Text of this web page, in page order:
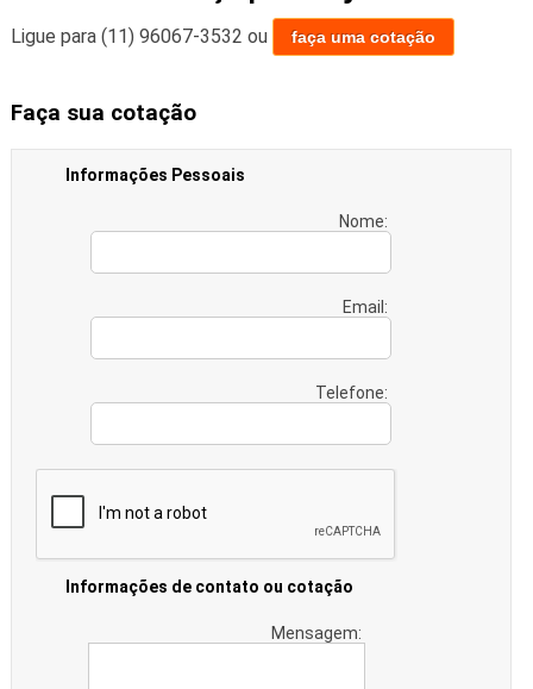
Ligue para (11) 96067-3532 ou faça uma cotação
Faça sua cotação
Informações Pessoais
Nome:
Email:
Telefone:
Informações de contato ou cotação
Mensagem: